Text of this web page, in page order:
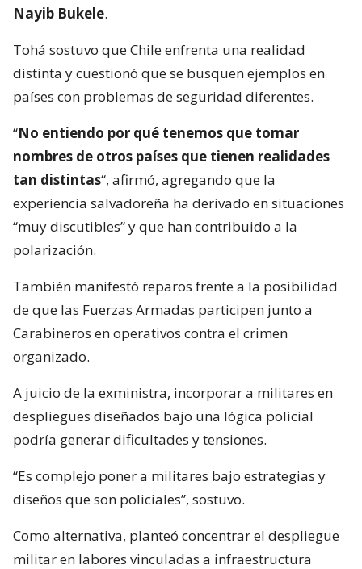
Nayib Bukele.
Tohá sostuvo que Chile enfrenta una realidad
distinta y cuestionó que se busquen ejemplos en
países con problemas de seguridad diferentes.
“No entiendo por qué tenemos que tomar
nombres de otros países que tienen realidades
tan distintas“, afirmó, agregando que la
experiencia salvadoreña ha derivado en situaciones
“muy discutibles” y que han contribuido a la
polarización.
También manifestó reparos frente a la posibilidad
de que las Fuerzas Armadas participen junto a
Carabineros en operativos contra el crimen
organizado.
A juicio de la exministra, incorporar a militares en
despliegues diseñados bajo una lógica policial
podría generar dificultades y tensiones.
“Es complejo poner a militares bajo estrategias y
diseños que son policiales”, sostuvo.
Como alternativa, planteó concentrar el despliegue
militar en labores vinculadas a infraestructura